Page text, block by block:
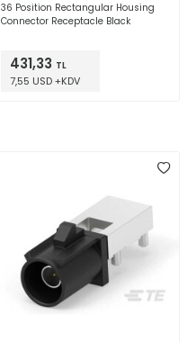
36 Position Rectangular Housing
Connector Receptacle Black
431,33 TL
7,55 USD +KDV